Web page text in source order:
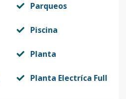
Parqueos
Piscina
Planta
Planta Electríca Full